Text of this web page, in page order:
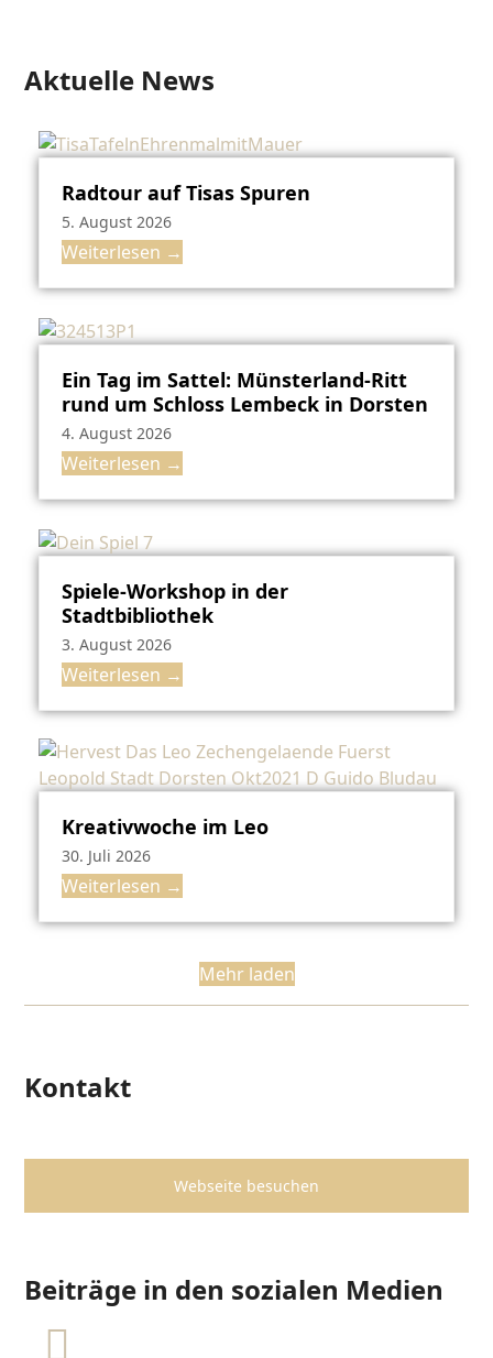
Aktuelle News
Radtour auf Tisas Spuren
5. August 2026
Weiterlesen →
Ein Tag im Sattel: Münsterland-Ritt
rund um Schloss Lembeck in Dorsten
4. August 2026
Weiterlesen →
Spiele-Workshop in der
Stadtbibliothek
3. August 2026
Weiterlesen →
Kreativwoche im Leo
30. Juli 2026
Weiterlesen →
Mehr laden
Kontakt
Webseite besuchen
Beiträge in den sozialen Medien